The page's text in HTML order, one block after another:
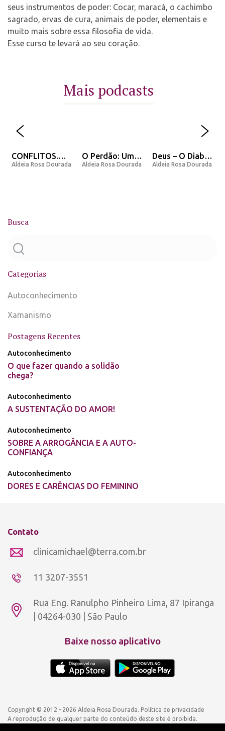
seus instrumentos de poder: Cocar, maracá, o cachimbo
sagrado, ervas de cura, animais de poder, elementais e
muito mais sobre essa filosofia de vida.
Esse curso te levará ao seu coração.
Mais podcasts
CONFLITOS.
Porque eles
Aldeia Rosa Dourada
O Perdão: Uma
opinião e
Aldeia Rosa Dourada
Deus – O Diabo
– O Homem – A
Aldeia Rosa Dourada
Busca
Categorias
Autoconhecimento
Xamanismo
Postagens Recentes
Autoconhecimento
O que fazer quando a solidão
chega?
Autoconhecimento
A SUSTENTAÇÃO DO AMOR!
Autoconhecimento
SOBRE A ARROGÂNCIA E A AUTO-
CONFIANÇA
Autoconhecimento
DORES E CARÊNCIAS DO FEMININO
Contato
clinicamichael@terra.com.br
11 3207-3551
Rua Eng. Ranulpho Pinheiro Lima, 87 Ipiranga
| 04264-030 | São Paulo
Baixe nosso aplicativo
Copyright © 2012 - 2026 Aldeia Rosa Dourada. Política de privacidade
A reprodução de qualquer parte do conteúdo deste site é proibida.